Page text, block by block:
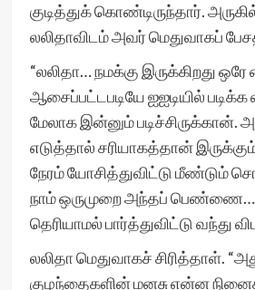
குடித்துக் கொண்டிருந்தார்.
லலிதாவிடம் அவர் மெதுவாகப்
“லலிதா… நமக்கு இருக்கிறது
ஆசைப்பட்டபடியே ஐஐடியில்
மேலாக இன்னும் படிச்சிருக்கான்.
எடுத்தால் சரியாகத்தான்
நேரம் யோசித்துவிட்டு மீண்டும்
நாம் ஒருமுறை அந்தப்
தெரியாமல் பார்த்துவிட்டு வந்து
லலிதா மெதுவாகச் சிரித்தாள்.
குழந்தைகளின் மனசு என்ன